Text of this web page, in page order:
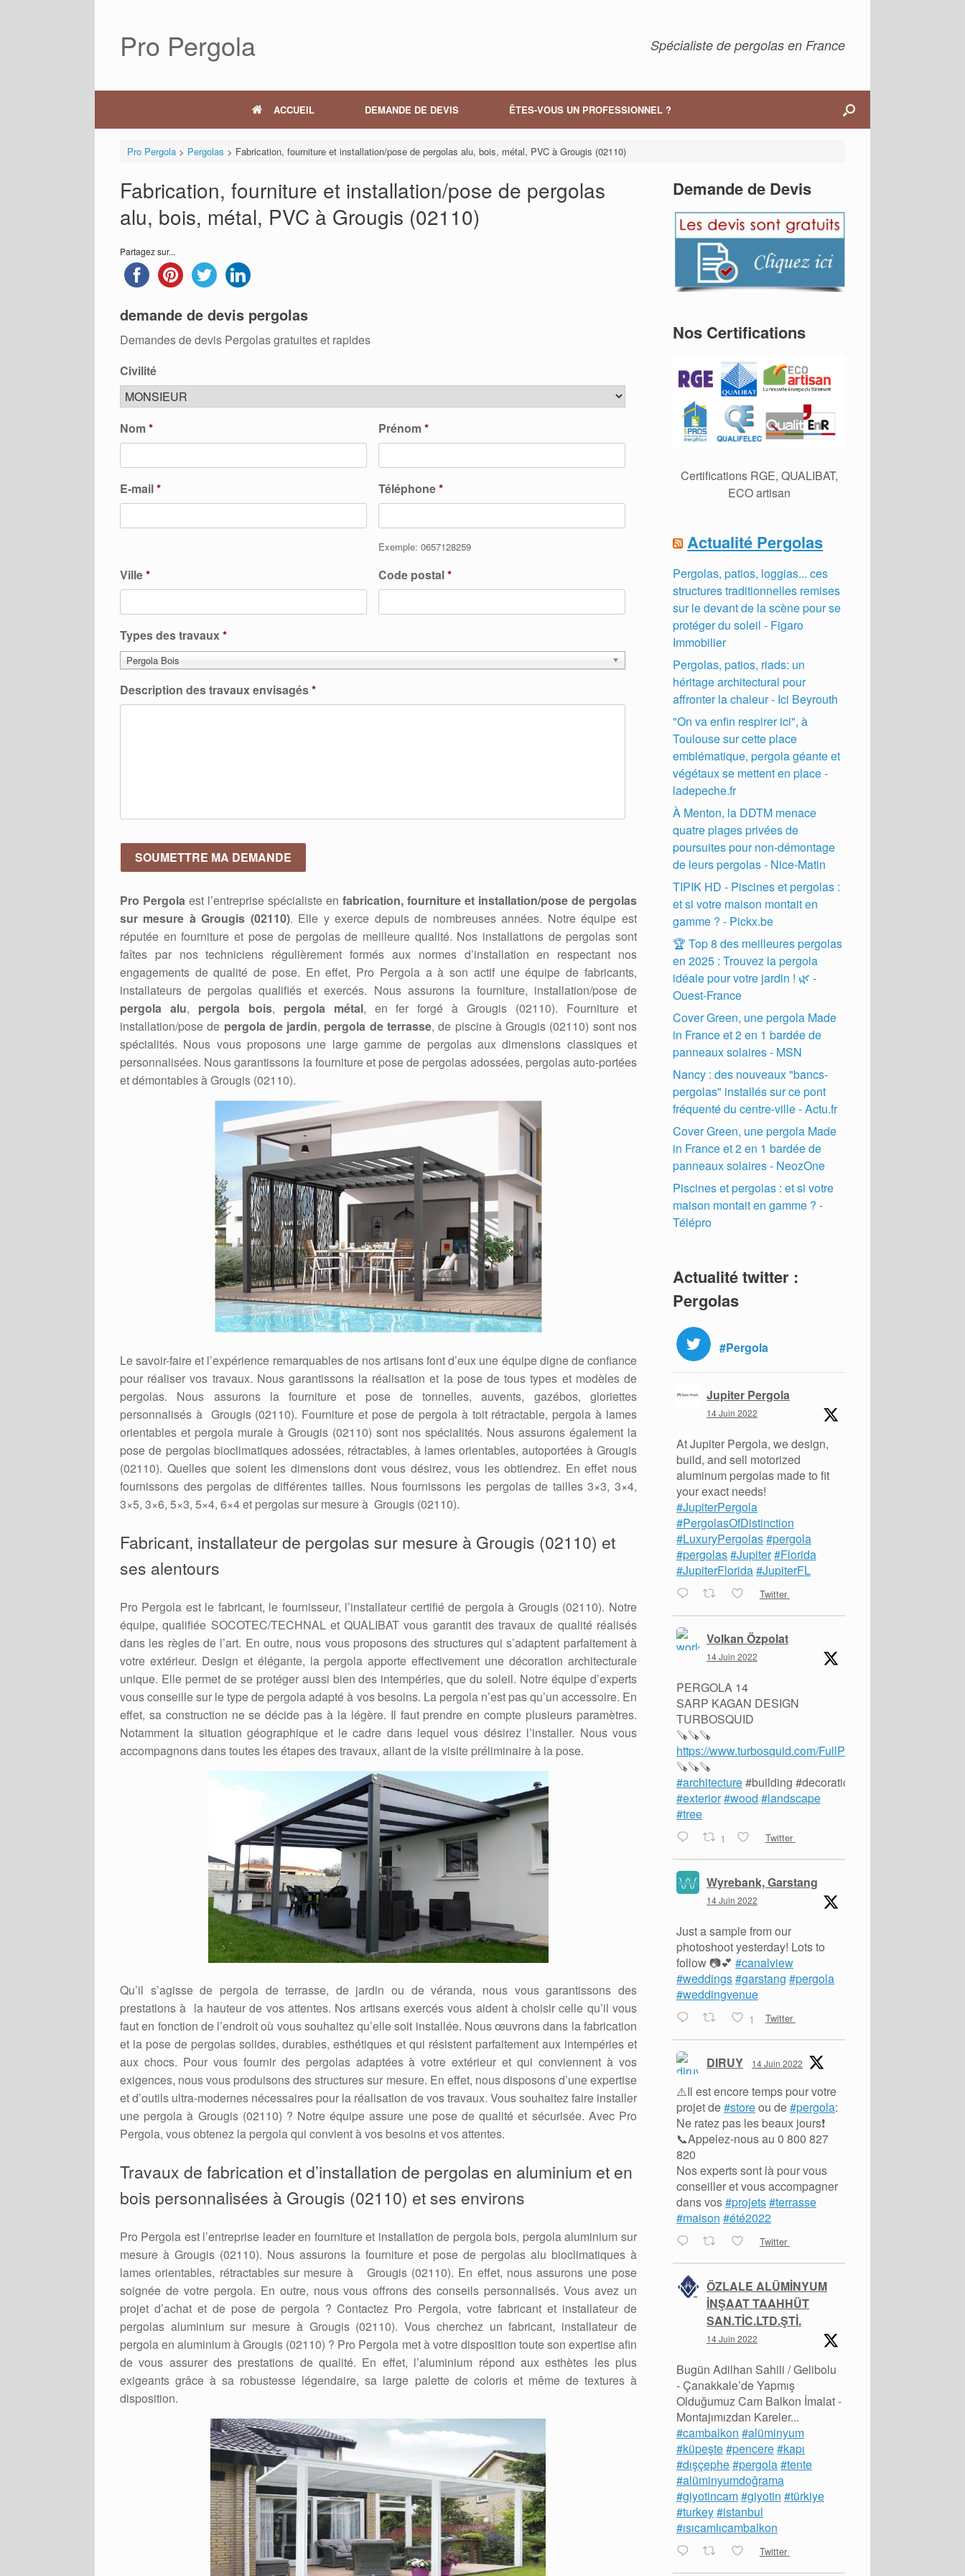
contentPro Pergola Spécialiste de pergolas en France
ACCUEIL DEMANDE DE DEVIS ÊTES-VOUS UN PROFESSIONNEL ?
Pro Pergola> Pergolas > Fabrication, fourniture et installation/pose de pergolas alu, bois, métal, PVC à Grougis (02110)
Fabrication, fourniture et installation/pose de pergolas
alu, bois, métal, PVC à Grougis (02110)
Partagez sur...
demande de devis pergolas
Demandes de devis Pergolas gratuites et rapides
Civilité
Nom* Prénom*
E-mail* Téléphone*
Exemple: 0657128259
Ville* Code postal*
Types des travaux*
Pergola Bois
Description des travaux envisagés*
Pro Pergola est l’entreprise spécialiste en fabrication, fourniture et installation/pose de pergolas
sur mesure à Grougis (02110). Elle y exerce depuis de nombreuses années. Notre équipe est
réputée en fourniture et pose de pergolas de meilleure qualité. Nos installations de pergolas sont
faîtes par nos techniciens régulièrement formés aux normes d’installation en respectant nos
engagements de qualité de pose. En effet, Pro Pergola a à son actif une équipe de fabricants,
installateurs de pergolas qualifiés et exercés. Nous assurons la fourniture, installation/pose de
pergola alu, pergola bois, pergola métal, en fer forgé à Grougis (02110). Fourniture et
installation/pose de pergola de jardin, pergola de terrasse, de piscine à Grougis (02110) sont nos
spécialités. Nous vous proposons une large gamme de pergolas aux dimensions classiques et
personnalisées. Nous garantissons la fourniture et pose de pergolas adossées, pergolas auto-portées
et démontables à Grougis (02110).
Le savoir-faire et l’expérience remarquables de nos artisans font d’eux une équipe digne de confiance
pour réaliser vos travaux. Nous garantissons la réalisation et la pose de tous types et modèles de
pergolas. Nous assurons la fourniture et pose de tonnelles, auvents, gazébos, gloriettes
personnalisés à Grougis (02110). Fourniture et pose de pergola à toit rétractable, pergola à lames
orientables et pergola murale à Grougis (02110) sont nos spécialités. Nous assurons également la
pose de pergolas bioclimatiques adossées, rétractables, à lames orientables, autoportées à Grougis
(02110). Quelles que soient les dimensions dont vous désirez, vous les obtiendrez. En effet nous
fournissons des pergolas de différentes tailles. Nous fournissons les pergolas de tailles 3×3, 3×4,
3×5, 3×6, 5×3, 5×4, 6×4 et pergolas sur mesure à Grougis (02110).
Fabricant, installateur de pergolas sur mesure à Grougis (02110) et
ses alentours
Pro Pergola est le fabricant, le fournisseur, l’installateur certifié de pergola à Grougis (02110). Notre
équipe, qualifiée SOCOTEC/TECHNAL et QUALIBAT vous garantit des travaux de qualité réalisés
dans les règles de l’art. En outre, nous vous proposons des structures qui s’adaptent parfaitement à
votre extérieur. Design et élégante, la pergola apporte effectivement une décoration architecturale
unique. Elle permet de se protéger aussi bien des intempéries, que du soleil. Notre équipe d’experts
vous conseille sur le type de pergola adapté à vos besoins. La pergola n’est pas qu’un accessoire. En
effet, sa construction ne se décide pas à la légère. Il faut prendre en compte plusieurs paramètres.
Notamment la situation géographique et le cadre dans lequel vous désirez l’installer. Nous vous
accompagnons dans toutes les étapes des travaux, allant de la visite préliminaire à la pose.
Qu’il s’agisse de pergola de terrasse, de jardin ou de véranda, nous vous garantissons des
prestations à la hauteur de vos attentes. Nos artisans exercés vous aident à choisir celle qu’il vous
faut en fonction de l’endroit où vous souhaitez qu’elle soit installée. Nous œuvrons dans la fabrication
et la pose de pergolas solides, durables, esthétiques et qui résistent parfaitement aux intempéries et
aux chocs. Pour vous fournir des pergolas adaptées à votre extérieur et qui conviennent à vos
exigences, nous vous produisons des structures sur mesure. En effet, nous disposons d’une expertise
et d’outils ultra-modernes nécessaires pour la réalisation de vos travaux. Vous souhaitez faire installer
une pergola à Grougis (02110) ? Notre équipe assure une pose de qualité et sécurisée. Avec Pro
Pergola, vous obtenez la pergola qui convient à vos besoins et vos attentes.
Travaux de fabrication et d’installation de pergolas en aluminium et en
bois personnalisées à Grougis (02110) et ses environs
Pro Pergola est l’entreprise leader en fourniture et installation de pergola bois, pergola aluminium sur
mesure à Grougis (02110). Nous assurons la fourniture et pose de pergolas alu bioclimatiques à
lames orientables, rétractables sur mesure à Grougis (02110). En effet, nous assurons une pose
soignée de votre pergola. En outre, nous vous offrons des conseils personnalisés. Vous avez un
projet d’achat et de pose de pergola ? Contactez Pro Pergola, votre fabricant et installateur de
pergolas aluminium sur mesure à Grougis (02110). Vous cherchez un fabricant, installateur de
pergola en aluminium à Grougis (02110) ? Pro Pergola met à votre disposition toute son expertise afin
de vous assurer des prestations de qualité. En effet, l’aluminium répond aux esthètes les plus
exigeants grâce à sa robustesse légendaire, sa large palette de coloris et même de textures à
disposition.
Demande de Devis
Nos Certifications
Certifications RGE, QUALIBAT,
ECO artisan
Actualité Pergolas
Pergolas, patios, loggias... ces
structures traditionnelles remises
sur le devant de la scène pour se
protéger du soleil - Figaro
Immobilier
Pergolas, patios, riads: un
héritage architectural pour
affronter la chaleur - Ici Beyrouth
"On va enfin respirer ici", à
Toulouse sur cette place
emblématique, pergola géante et
végétaux se mettent en place -
ladepeche.fr
À Menton, la DDTM menace
quatre plages privées de
poursuites pour non-démontage
de leurs pergolas - Nice-Matin
TIPIK HD - Piscines et pergolas :
et si votre maison montait en
gamme ? - Pickx.be
🏆 Top 8 des meilleures pergolas
en 2025 : Trouvez la pergola
idéale pour votre jardin ! 🌿 -
Ouest-France
Cover Green, une pergola Made
in France et 2 en 1 bardée de
panneaux solaires - MSN
Nancy : des nouveaux "bancs-
pergolas" installés sur ce pont
fréquenté du centre-ville - Actu.fr
Cover Green, une pergola Made
in France et 2 en 1 bardée de
panneaux solaires - NeozOne
Piscines et pergolas : et si votre
maison montait en gamme ? -
Télépro
Actualité twitter :
Pergolas
#Pergola
Jupiter Pergola
14 Juin 2022
At Jupiter Pergola, we design,
build, and sell motorized
aluminum pergolas made to fit
your exact needs!
#JupiterPergola
#PergolasOfDistinction
#LuxuryPergolas#pergola
#pergolas#Jupiter#Florida
#JupiterFlorida#JupiterFL
Twitter
Volkan Özpolat
14 Juin 2022
PERGOLA 14
SARP KAGAN DESIGN
TURBOSQUID
🪚🪚🪚
https://www.turbosquid.com/FullPreview/Index.cfm/ID/
🪚🪚🪚
#architecture#building #decoration #design #garden
#exterior#wood #landscape
#tree
1 Twitter
Wyrebank, Garstang
14 Juin 2022
Just a sample from our
photoshoot yesterday! Lots to
follow 📷💕#canalview
#weddings#garstang #pergola
#weddingvenue
1 Twitter
DIRUY 14 Juin 2022
⚠️Il est encore temps pour votre
projet de#storeou de#pergola:
Ne ratez pas les beaux jours❗️
📞Appelez-nous au 0 800 827
820
Nos experts sont là pour vous
conseiller et vous accompagner
dans vos#projets#terrasse
#maison #été2022
Twitter
ÖZLALE ALÜMİNYUM
İNŞAAT TAAHHÜT
SAN.TİC.LTD.ŞTİ.
14 Juin 2022
Bugün Adilhan Sahili / Gelibolu
- Çanakkale’de Yapmış
Olduğumuz Cam Balkon İmalat -
Montajımızdan Kareler...
#cambalkon #alüminyum
#küpeşte#pencere#kapı
#dışçephe#pergola#tente
#alüminyumdoğrama
#giyotincam#giyotin #türkiye
#turkey#istanbul
#ısıcamlıcambalkon
Twitter